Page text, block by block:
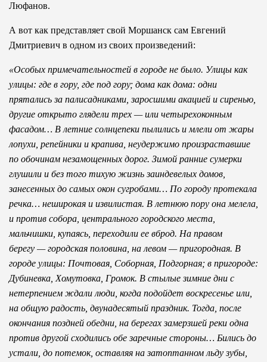
Люфанов.
А вот как представляет свой Моршанск сам Евгений
Дмитриевич в одном из своих произведений:
«Особых примечательностей в городе не было. Улицы как
улицы: где в гору, где под гору; дома как дома: одни
прятались за палисадниками, заросшими акацией и сиренью,
другие открыто глядели трех — или четырехоконным
фасадом… В летние солнцепеки пылились и млели от жары
лопухи, репейники и крапива, неудержимо произраставшие
по обочинам незамощенных дорог. Зимой ранние сумерки
глушили и без того тихую жизнь заиндевелых домов,
занесенных до самых окон сугробами… По городу протекала
речка… неширокая и извилистая. В летнюю пору она мелела,
и против собора, центрального городского места,
мальчишки, купаясь, переходили ее вброд. На правом
берегу — городская половина, на левом — пригородная. В
городе улицы: Почтовая, Соборная, Подгорная; в пригороде:
Дубиневка, Хомутовка, Громок. В стылые зимние дни с
нетерпением ждали люди, когда подойдет воскресенье или,
на общую радость, двунадесятый праздник. Тогда, после
окончания поздней обедни, на берегах замерзшей реки одна
против другой сходились обе заречные стороны… Бились до
устали, до потемок, оставляя на затоптанном льду зубы,